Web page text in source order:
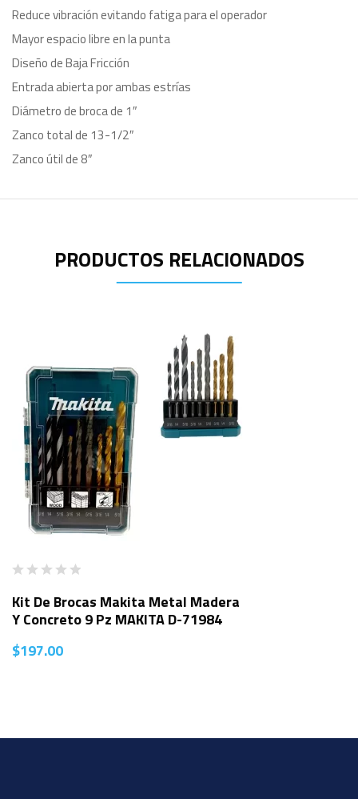
Reduce vibración evitando fatiga para el operador
Mayor espacio libre en la punta
Diseño de Baja Fricción
Entrada abierta por ambas estrías
Diámetro de broca de 1″
Zanco total de 13-1/2″
Zanco útil de 8″
PRODUCTOS RELACIONADOS
Kit De Brocas Makita Metal Madera
Y Concreto 9 Pz MAKITA D-71984
$197.00